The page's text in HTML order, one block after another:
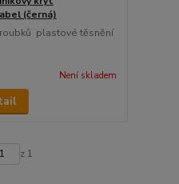
(černá)
plastové těsnění
Není skladem
z 1